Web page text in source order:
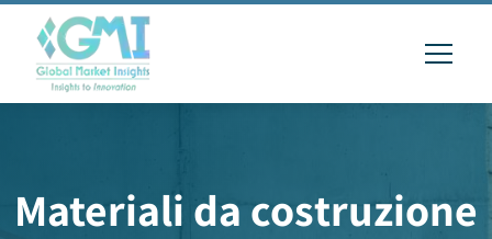
Materiali da costruzione